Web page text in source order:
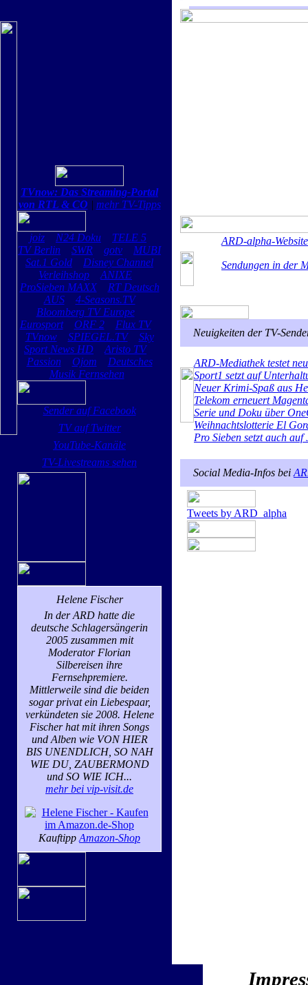
TVnow: Das Streaming-Portal
von RTL & CO | mehr TV-Tipps
joiz N24 Doku
TELE 5
TV Berlin
SWR gotv
MUBI
Sat.1 Gold
Disney Channel
Verleihshop
ANIXE
ProSieben MAXX
RT Deutsch
AUS
4-Seasons.TV
Bloomberg TV Europe
Eurosport
ORF 2
Flux TV
TVnow
SPIEGEL.TV
Sky
Sport News HD
Aristo TV
Passion
Ojom
Deutsches
Musik Fernsehen
Sender auf Facebook
TV auf Twitter
YouTube-Kanäle
TV-Livestreams sehen
Helene Fischer
In der ARD hatte die
deutsche Schlagersängerin
2005 zusammen mit
Moderator Florian
Silbereisen ihre
Fernsehpremiere.
Mittlerweile sind die beiden
sogar privat ein Liebespaar,
verkündeten sie 2008. Helene
Fischer hat mit ihren Songs
und Alben wie VON HIER
BIS UNENDLICH, SO NAH
WIE DU, ZAUBERMOND
und SO WIE ICH...
mehr bei vip-visit.de
Kauftipp Amazon-Shop
ARD-alpha-Website
Sendungen in der
Neuigkeiten der TV-
ARD-Mediathek testet
Sport1 setzt auf
Neuer Krimi-Spaß aus
Telekom erneuert
Serie und Doku über
Weihnachtslotterie El
Pro Sieben setzt auch auf
Social Media-Infos bei
Tweets by ARD_alpha